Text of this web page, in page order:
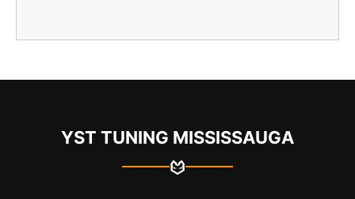
YST TUNING MISSISSAUGA